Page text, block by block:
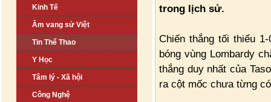
Kinh Tế
Âm vang sử Việt
Tin Thể Thao
Y Học
Tâm lý - Xã hội
Công Nghệ
trong lịch sử.
Chiến thắng tối thiểu
bóng vùng Lombardy
thắng duy nhất của
ra cột mốc chưa từng